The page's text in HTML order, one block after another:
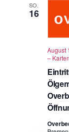
SO.
16
August
–